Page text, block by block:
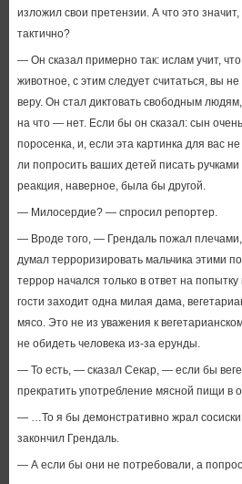
изложил свои претензии. А что это
тактично?
— Он сказал примерно так: ислам учит,
животное, с этим следует считаться, вы
веру. Он стал диктовать свободным
на что — нет. Если бы он сказал: сын
поросенка, и, если эта картинка для вас
ли попросить ваших детей писать
реакция, наверное, была бы другой.
— Милосердие? — спросил репортер.
— Вроде того, — Грендаль пожал
думал терроризировать мальчика этими
террор начался только в ответ на
гости заходит одна милая дама,
мясо. Это не из уважения к
не обидеть человека из-за ерунды.
— То есть, — сказал Секар, — если бы
прекратить употребление мясной пищи в
— …То я бы демонстративно жрал
закончил Грендаль.
— А если бы они не потребовали, а